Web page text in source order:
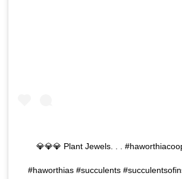
💎💎💎 Plant Jewels. . .
#haworthias #succulents